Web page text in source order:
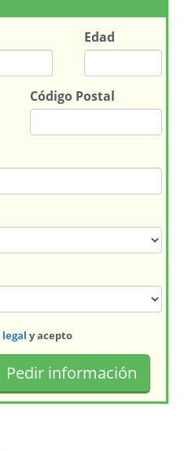
Edad
Código Postal
legal y acepto